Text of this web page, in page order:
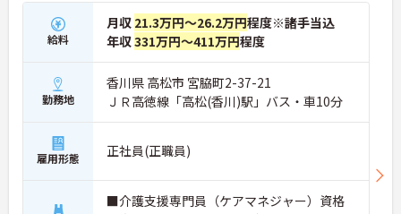
給料
月収 21.3万円～26.2万円程度※諸手当込
年収331万円～411万円程度
勤務地
香川県 高松市 宮脇町2-37-21
ＪＲ高徳線「高松(香川)駅」バス・車10分
雇用形態 正社員(正職員)
■介護支援専門員（ケアマネジャー）資格